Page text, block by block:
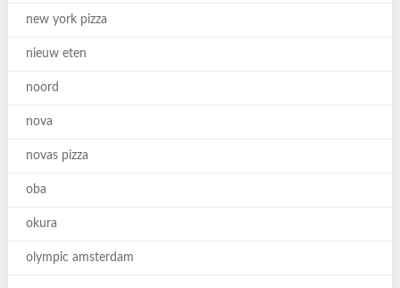
new york pizza
nieuw eten
noord
nova
novas pizza
oba
okura
olympic amsterdam